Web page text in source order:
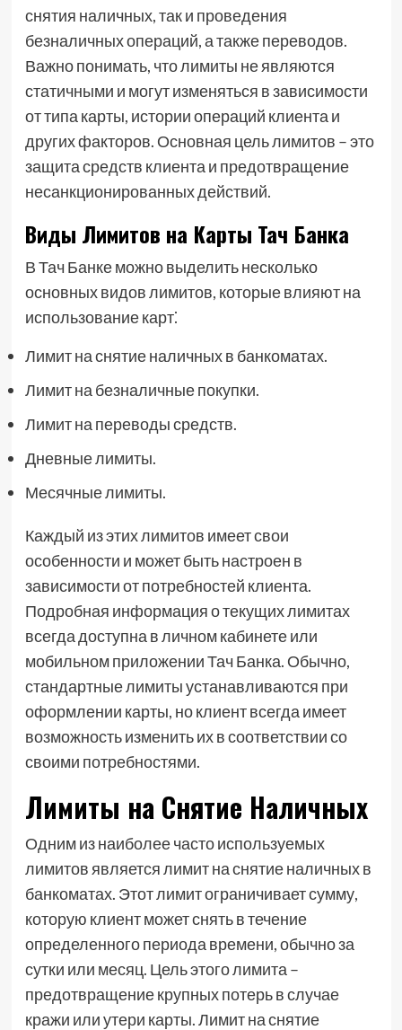
снятия наличных, так и проведения
безналичных операций, а также переводов.
Важно понимать, что лимиты не являются
статичными и могут изменяться в зависимости
от типа карты, истории операций клиента и
других факторов. Основная цель лимитов – это
защита средств клиента и предотвращение
несанкционированных действий.
Виды Лимитов на Карты Тач Банка
В Тач Банке можно выделить несколько
основных видов лимитов, которые влияют на
использование карт⁚
Лимит на снятие наличных в банкоматах.
Лимит на безналичные покупки.
Лимит на переводы средств.
Дневные лимиты.
Месячные лимиты.
Каждый из этих лимитов имеет свои
особенности и может быть настроен в
зависимости от потребностей клиента.
Подробная информация о текущих лимитах
всегда доступна в личном кабинете или
мобильном приложении Тач Банка. Обычно,
стандартные лимиты устанавливаются при
оформлении карты, но клиент всегда имеет
возможность изменить их в соответствии со
своими потребностями.
Лимиты на Снятие Наличных
Одним из наиболее часто используемых
лимитов является лимит на снятие наличных в
банкоматах. Этот лимит ограничивает сумму,
которую клиент может снять в течение
определенного периода времени, обычно за
сутки или месяц. Цель этого лимита –
предотвращение крупных потерь в случае
кражи или утери карты. Лимит на снятие